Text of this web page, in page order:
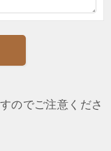
のでご注意くださ